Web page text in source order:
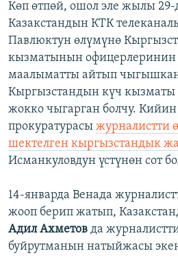
Көп өтпөй, ошол эле жылы 29-
Казакстандын КТК
Павлюктун өлүмүнө
кызматынын офицерлеринин
маалыматты айтып
Кыргызстандын күч кызматы
жокко чыгарган болчу.
прокуратурасы журналистти
шектелген кыргызстандык
Исманкуловдун үстүнөн сот
14-январда Венада
жооп берип жатып,
Адил Ахметов да
буйрутманын натыйжасы